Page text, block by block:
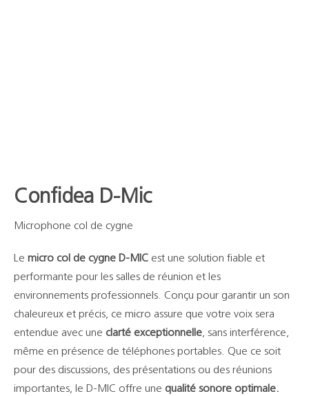
Confidea D-Mic
Microphone col de cygne
Le micro col de cygne D-MICest une solution fiable et
performante pour les salles de réunion et les
environnements professionnels. Conçu pour garantir un son
chaleureux et précis, ce micro assure que votre voix sera
entendue avec une clarté exceptionnelle, sans interférence,
même en présence de téléphones portables. Que ce soit
pour des discussions, des présentations ou des réunions
importantes, le D-MIC offre une qualité sonore optimale.